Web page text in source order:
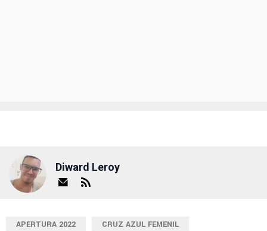
Diward Leroy
APERTURA 2022
CRUZ AZUL FEMENIL